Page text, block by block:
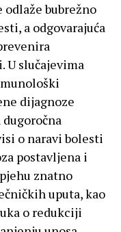
bubrežno
a odgovarajuća
U slučajevima
dijagnoze
o naravi bolesti
postavljena i
znatno
uputa, kao
o redukciji